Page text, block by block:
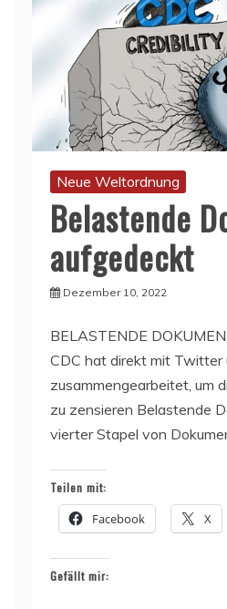
Neue Weltordnung
Belastende
aufgedeckt
Dezember 10, 2022
BELASTENDE
CDC hat direkt mit Twitter
zusammengearbeitet, um
zu zensieren Belastende
vierter Stapel von
Teilen mit:
Facebook X
Gefällt mir: